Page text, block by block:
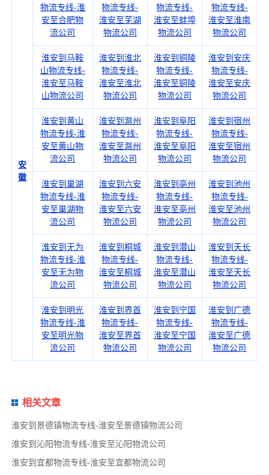
安
徽
物流专线-淮
安至合肥物
流公司
物流专线-
淮安至芜湖
物流公司
物流专线-
淮安至蚌埠
物流公司
物流专线-
淮安至淮南
物流公司
淮安到马鞍
山物流专线-
淮安至马鞍
山物流公司
淮安到淮北
物流专线-
淮安至淮北
物流公司
淮安到铜陵
物流专线-
淮安至铜陵
物流公司
淮安到安庆
物流专线-
淮安至安庆
物流公司
淮安到黄山
物流专线-淮
安至黄山物
流公司
淮安到滁州
物流专线-
淮安至滁州
物流公司
淮安到阜阳
物流专线-
淮安至阜阳
物流公司
淮安到宿州
物流专线-
淮安至宿州
物流公司
淮安到巢湖
物流专线-淮
安至巢湖物
流公司
淮安到六安
物流专线-
淮安至六安
物流公司
淮安到亳州
物流专线-
淮安至亳州
物流公司
淮安到池州
物流专线-
淮安至池州
物流公司
淮安到无为
物流专线-淮
安至无为物
流公司
淮安到桐城
物流专线-
淮安至桐城
物流公司
淮安到潜山
物流专线-
淮安至潜山
物流公司
淮安到天长
物流专线-
淮安至天长
物流公司
淮安到明光
物流专线-淮
安至明光物
流公司
淮安到界首
物流专线-
淮安至界首
物流公司
淮安到宁国
物流专线-
淮安至宁国
物流公司
淮安到广德
物流专线-
淮安至广德
物流公司
相关文章
淮安到景德镇物流专线-淮安至景德镇物流公司
淮安到沁阳物流专线-淮安至沁阳物流公司
淮安到宜都物流专线-淮安至宜都物流公司